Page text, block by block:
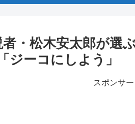
・松木安太郎が選
ジーコにしよう」
スポンサ